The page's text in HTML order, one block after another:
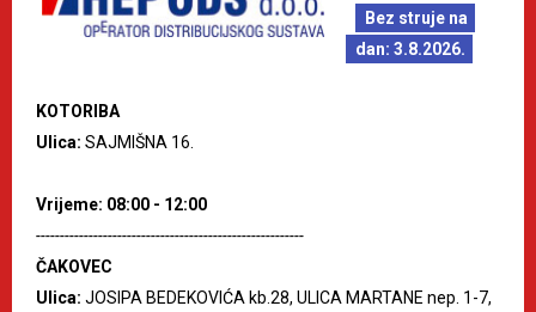
Bez struje na
dan: 3.8.2026.
KOTORIBA
Ulica: SAJMIŠNA 16.
Vrijeme: 08:00 - 12:00
--------------------------------------------------------
ČAKOVEC
Ulica: JOSIPA BEDEKOVIĆA kb.28, ULICA MARTANE nep. 1-7,